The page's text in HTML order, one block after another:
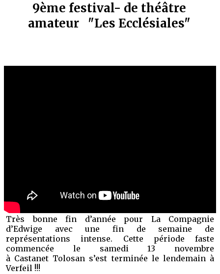
9ème festival- de théâtre
amateur "Les Ecclésiales"
Très bonne fin d’année pour La Compagnie
d’Edwige avec une fin de semaine de
représentations intense. Cette période faste
commencée le samedi 13 novembre
à Castanet Tolosan s’est terminée le lendemain à
Verfeil !!!